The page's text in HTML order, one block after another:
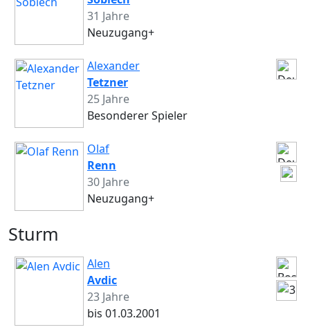
31 Jahre
Neuzugang+
Alexander
Tetzner
25 Jahre
Besonderer Spieler
Olaf
Renn
30 Jahre
Neuzugang+
Sturm
Alen
Avdic
23 Jahre
bis 01.03.2001